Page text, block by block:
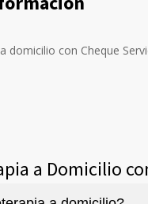
domicilio con Cheque
a Domicilio